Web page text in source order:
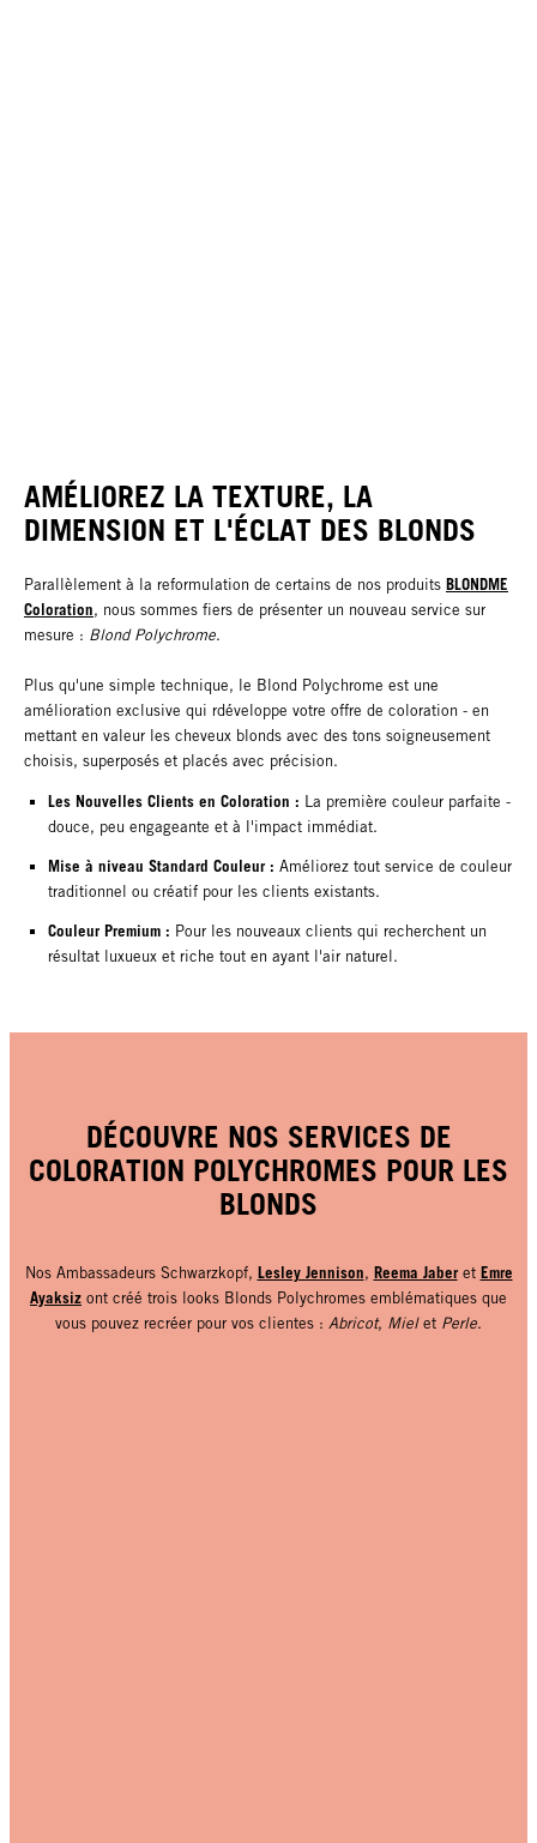
AMÉLIOREZ LA TEXTURE, LA
DIMENSION ET L'ÉCLAT DES BLONDS
Parallèlement à la reformulation de certains de nos produits BLONDME
Coloration, nous sommes fiers de présenter un nouveau service sur
mesure : Blond Polychrome.
Plus qu'une simple technique, le Blond Polychrome est une
amélioration exclusive qui rdéveloppe votre offre de coloration - en
mettant en valeur les cheveux blonds avec des tons soigneusement
choisis, superposés et placés avec précision.
Les Nouvelles Clients en Coloration : La première couleur parfaite -
douce, peu engageante et à l'impact immédiat.
Mise à niveau Standard Couleur : Améliorez tout service de couleur
traditionnel ou créatif pour les clients existants.
Couleur Premium : Pour les nouveaux clients qui recherchent un
résultat luxueux et riche tout en ayant l'air naturel.
DÉCOUVRE NOS SERVICES DE
COLORATION POLYCHROMES POUR LES
BLONDS
Nos Ambassadeurs Schwarzkopf, Lesley Jennison, Reema Jaberet Emre
Ayaksiz ont créé trois looks Blonds Polychromes emblématiques que
vous pouvez recréer pour vos clientes : Abricot, Mielet Perle.